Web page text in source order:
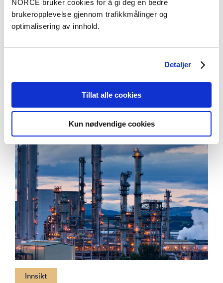
NORCE bruker cookies for å gi deg en bedre
brukeropplevelse gjennom trafikkmålinger og
optimalisering av innhold.
Detaljer
Tillat alle cookies
Kun nødvendige cookies
Innsikt